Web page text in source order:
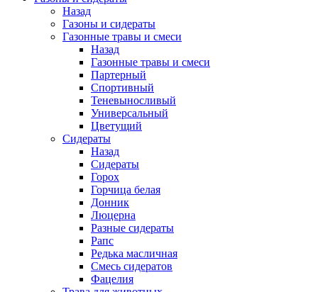
Назад
Газоны и сидераты
Газонные травы и смеси
Назад
Газонные травы и смеси
Партерный
Спортивный
Теневыносливый
Универсальный
Цветущий
Сидераты
Назад
Сидераты
Горох
Горчица белая
Донник
Люцерна
Разные сидераты
Рапс
Редька масличная
Смесь сидератов
Фацелия